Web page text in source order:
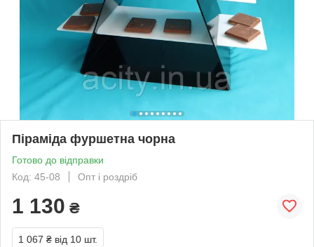
Піраміда фуршетна чорна
Готово до відправки
Код: 45-08
Опт і роздріб
1 130 ₴
1 067 ₴ від 10 шт.